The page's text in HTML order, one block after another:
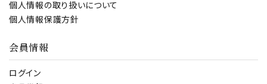
個人情報の取り扱いについて
個人情報保護方針
会員情報
ログイン